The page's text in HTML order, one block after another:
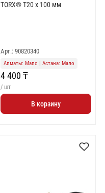
TORX® T20 x 100 мм
Арт.: 90820340
Алматы: Мало Астана: Мало
4 400 ₸
/ шт
В корзину